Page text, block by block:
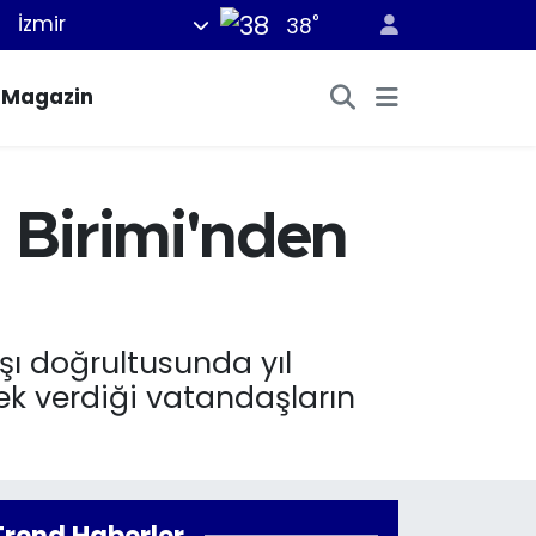
İzmir 38°
Magazin
Birimi'nden
doğrultusunda yıl
verdiği vatandaşların